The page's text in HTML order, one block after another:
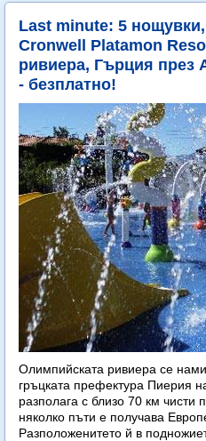
Last minute: 5
Cronwell Platamon
ривиера, Гърция през
- безплатно!
Олимпийската ривиера се
гръцката префектура Пиерия
разполага с близо 70 км чисти
няколко пъти е получава
Разположенитето й в